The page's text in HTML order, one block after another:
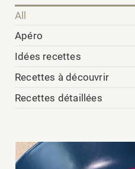
All
Apéro
Idées recettes
Recettes à découvrir
Recettes détaillées